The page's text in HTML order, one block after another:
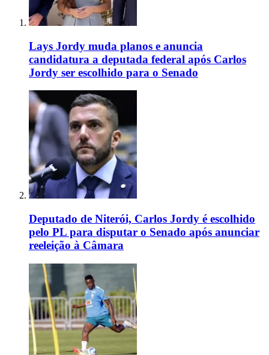
Lays Jordy muda planos e anuncia
candidatura a deputada federal após Carlos
Jordy ser escolhido para o Senado
Deputado de Niterói, Carlos Jordy é escolhido
pelo PL para disputar o Senado após anunciar
reeleição à Câmara